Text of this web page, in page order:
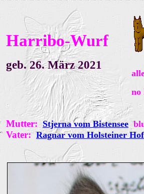
Harribo-Wurf
geb. 26. März 2021
no
Mutter: Stjerna vom Bistensee
Vater:Ragnar vom Holsteiner Hof